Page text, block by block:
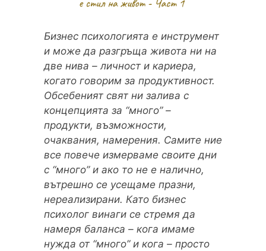
Бизнес психологията е инструмент
и може да разгръща живота ни на
две нива – личност и кариера,
когато говорим за продуктивност.
Обсебеният свят ни залива с
концепцията за “много” –
продукти, възможности,
очаквания, намерения. Самите ние
все повече измерваме своите дни
с “много” и ако то не е налично,
вътрешно се усещаме празни,
нереализирани. Като бизнес
психолог винаги се стремя да
намеря баланса – кога имаме
нужда от “много” и кога – просто